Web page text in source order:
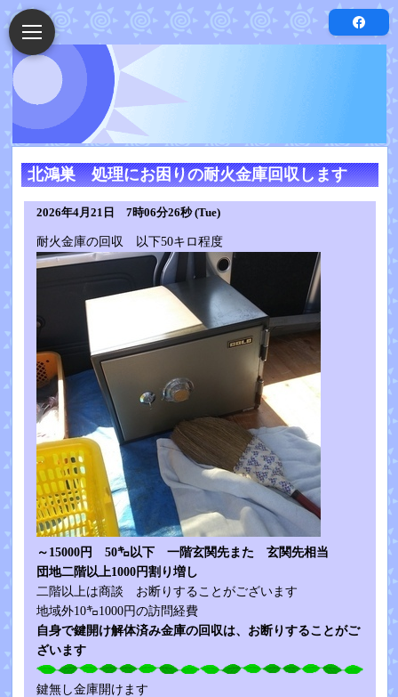
北鴻巣 処理にお困りの耐火金庫回収します
2026年4月21日 7時06分26秒 (Tue)
耐火金庫の回収 以下50キロ程度
～15000円 50㌔以下 一階玄関先また 玄関先相当
団地二階以上1000円割り増し
二階以上は商談 お断りすることがございます
地域外10㌔1000円の訪問経費
自身で鍵開け解体済み金庫の回収は、お断りすることがご
ざいます
鍵無し金庫開けます